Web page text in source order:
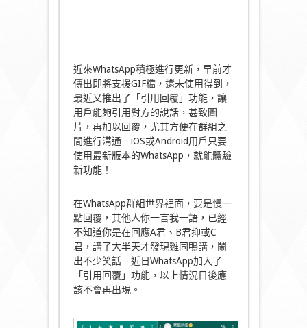
近來WhatsApp積極進行更新，早前才
傳出即將支援GIF檔，還未使用得到，
最近又推出了「引用回覆」功能，讓
用戶能夠引用對方的說話，甚致圖
片，再加以回覆，尤其方便在群組之
間進行溝通。iOS或Android用戶只要
使用最新版本的WhatsApp，就能體驗
新功能！
在WhatsApp群組世界裡面，要是慢一
點回覆，其他人你一言我一語，已經
不知道你是在回應A君、B君抑或C
君，講了大半天才發現雞同鴨講，鬧
出不少笑話。近日WhatsApp加入了
「引用回覆」功能，以上情況日後應
該不會再出現。